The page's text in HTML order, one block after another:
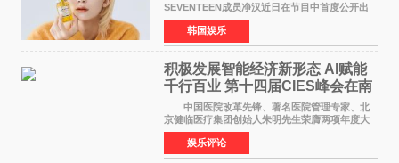
SEVENTEEN成员净汉近日在节目中首度公开出
道前的残酷练习生经历，并提及经纪公司Pledis
娱乐，引发广泛关注。 在8月2日播出的日本
TBS综艺节目《周
韩国娱乐
积极发展智能经济新形态 Al赋能
千行百业 第十四届CIES峰会在南
京盛大召开
中国医院改革先锋、著名医院管理专家、北
京健临医疗集团创始人朱明先生荣膺两项年度大
奖 2026年7月31日，盛夏金陵，长江之畔，
以重落地·真务实·强链接为主题的2026&lsquo;人
工智能+&rsquo
娱乐评论